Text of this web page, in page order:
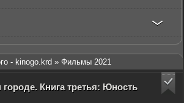
- kinogo.krd » Фильмы 2021
Книга третья: Юность